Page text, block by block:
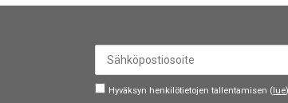
Hyväksyn henkilötietojen tallentamisen ( lue)